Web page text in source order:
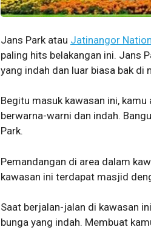
Jans Park atau Jatinangor
paling hits belakangan ini. Jans
yang indah dan luar biasa bak di
Begitu masuk kawasan ini,
berwarna-warni dan indah.
Park.
Pemandangan di area dalam
kawasan ini terdapat masjid
Saat berjalan-jalan di kawasan
bunga yang indah. Membuat